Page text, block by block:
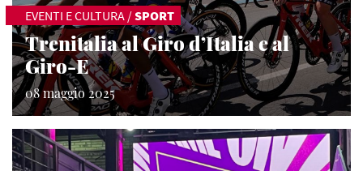
EVENTI E CULTURA /SPORT
Trenitalia al Giro d’Italia e al
Giro-E
08 maggio 2025